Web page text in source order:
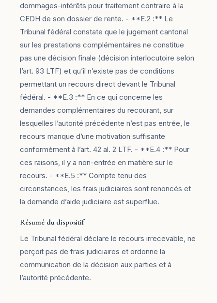
dommages-intérêts pour traitement contraire à la
CEDH de son dossier de rente. - **E.2 :** Le
Tribunal fédéral constate que le jugement cantonal
sur les prestations complémentaires ne constitue
pas une décision finale (décision interlocutoire selon
l’art. 93 LTF) et qu’il n’existe pas de conditions
permettant un recours direct devant le Tribunal
fédéral. - **E.3 :** En ce qui concerne les
demandes complémentaires du recourant, sur
lesquelles l’autorité précédente n’est pas entrée, le
recours manque d’une motivation suffisante
conformément à l’art. 42 al. 2 LTF. - **E.4 :** Pour
ces raisons, il y a non-entrée en matière sur le
recours. - **E.5 :** Compte tenu des
circonstances, les frais judiciaires sont renoncés et
la demande d’aide judiciaire est superflue.
Résumé du dispositif
Le Tribunal fédéral déclare le recours irrecevable, ne
perçoit pas de frais judiciaires et ordonne la
communication de la décision aux parties et à
l’autorité précédente.